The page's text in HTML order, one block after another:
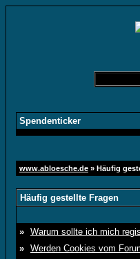
Spendenticker
www.abloesche.de » Häufig
Häufig gestellte Fragen
» Warum sollte ich mich
» Werden Cookies vom